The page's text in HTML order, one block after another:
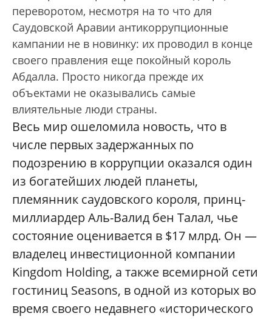
переворотом, несмотря на то что для
Саудовской Аравии антикоррупционные
кампании не в новинку: их проводил в конце
своего правления еще покойный король
Абдалла. Просто никогда прежде их
объектами не оказывались самые
влиятельные люди страны.
Весь мир ошеломила новость, что в
числе первых задержанных по
подозрению в коррупции оказался один
из богатейших людей планеты,
племянник саудовского короля, принц-
миллиардер Аль-Валид бен Талал, чье
состояние оценивается в $17 млрд. Он —
владелец инвестиционной компании
Kingdom Holding, а также всемирной сети
гостиниц Seasons, в одной из которых во
время своего недавнего «исторического